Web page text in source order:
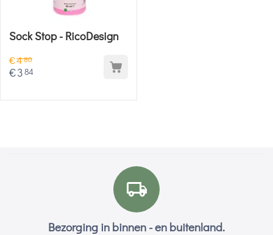
Sock Stop - RicoDesign
€480
€384
Bezorging in binnen - en buitenland.